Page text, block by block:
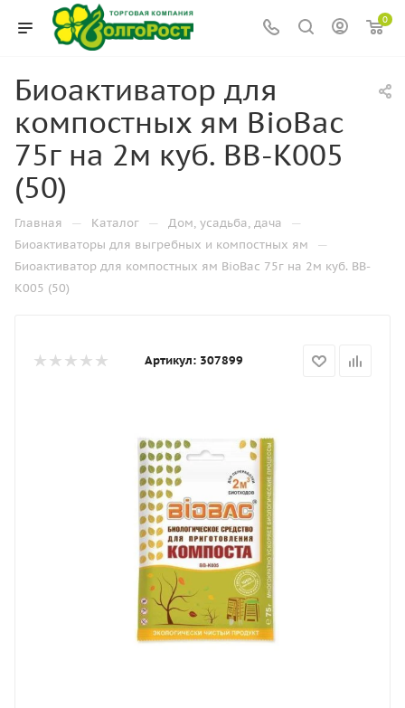
0
Биоактиватор для
компостных ям BioBac
75г на 2м куб. BB-K005
(50)
Главная — Каталог — Дом, усадьба, дача —
Биоактиваторы для выгребных и компостных ям —
Биоактиватор для компостных ям BioBac 75г на 2м куб. BB-
K005 (50)
Артикул: 307899